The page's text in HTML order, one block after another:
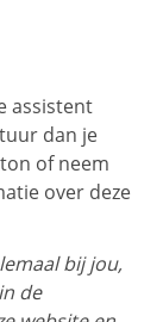
assistent
dan je
of neem
over deze
bij jou,
de